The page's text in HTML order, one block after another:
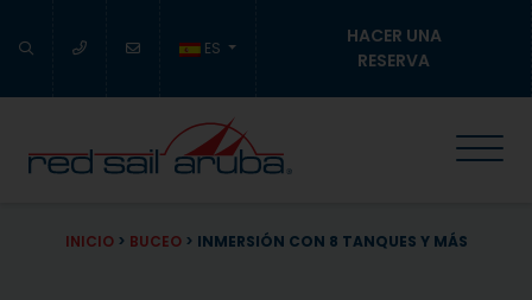
ES
HACER UNA
RESERVA
INICIO> BUCEO> INMERSIÓN CON 8 TANQUES Y MÁS